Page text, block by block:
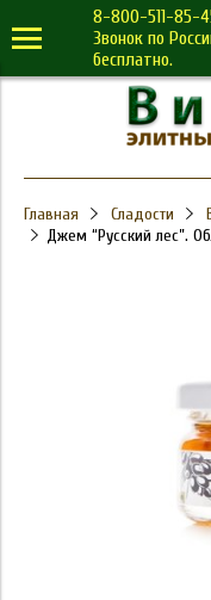
8-800-511-85-
Звонок по
бесплатно.
Главная Сладости
Джем “Русский лес”.